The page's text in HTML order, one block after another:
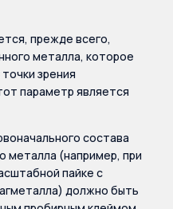
прежде всего,
металла, которое
зрения
параметр является
состава
металла (например, при
пайке с
должно быть